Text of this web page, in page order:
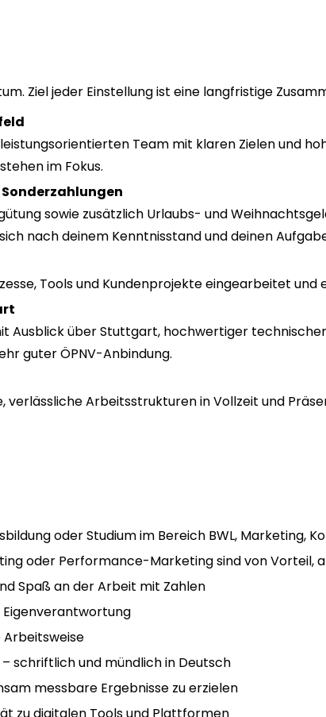
Ziel jeder Einstellung ist eine langfristige
Team mit klaren Zielen und
im Fokus.
sowie zusätzlich Urlaubs- und
nach deinem Kenntnisstand und deinen
Tools und Kundenprojekte eingearbeitet
Ausblick über Stuttgart, hochwertiger
guter ÖPNV-Anbindung.
Arbeitsstrukturen in Vollzeit und
oder Studium im Bereich BWL, Marketing,
oder Performance-Marketing sind von Vorteil,
Spaß an der Arbeit mit Zahlen
Eigenverantwortung
schriftlich und mündlich in Deutsch
messbare Ergebnisse zu erzielen